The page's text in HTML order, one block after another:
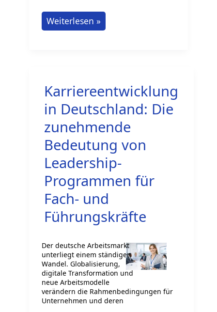
Remote-
Diagnostiker:
Ferne
per
Datenmonitoring
Weiterlesen »
Karriereentwicklung
in Deutschland: Die
zunehmende
Bedeutung von
Leadership-
Programmen für
Fach- und
Führungskräfte
Der deutsche Arbeitsmarkt
unterliegt einem ständigen
Wandel. Globalisierung,
digitale Transformation und
neue Arbeitsmodelle
verändern die Rahmenbedingungen für
Unternehmen und deren